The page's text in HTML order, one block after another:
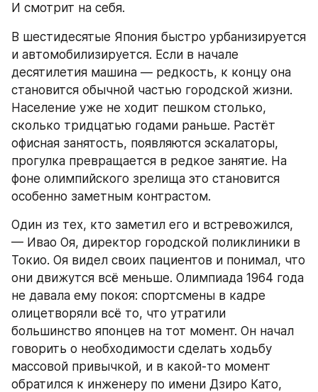
И смотрит на себя.
В шестидесятые Япония быстро урбанизируется
и автомобилизируется. Если в начале
десятилетия машина — редкость, к концу она
становится обычной частью городской жизни.
Население уже не ходит пешком столько,
сколько тридцатью годами раньше. Растёт
офисная занятость, появляются эскалаторы,
прогулка превращается в редкое занятие. На
фоне олимпийского зрелища это становится
особенно заметным контрастом.
Один из тех, кто заметил его и встревожился,
— Ивао Оя, директор городской поликлиники в
Токио. Оя видел своих пациентов и понимал, что
они движутся всё меньше. Олимпиада 1964 года
не давала ему покоя: спортсмены в кадре
олицетворяли всё то, что утратили
большинство японцев на тот момент. Он начал
говорить о необходимости сделать ходьбу
массовой привычкой, и в какой-то момент
обратился к инженеру по имени Дзиро Като,